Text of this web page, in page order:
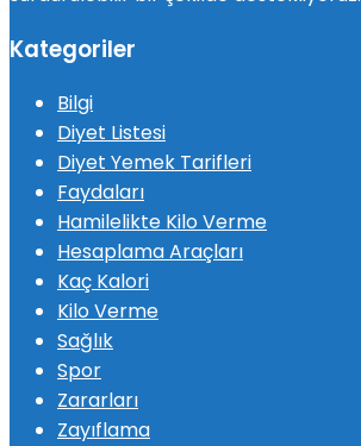
Kategoriler
Bilgi
Diyet Listesi
Diyet Yemek Tarifleri
Faydaları
Hamilelikte Kilo Verme
Hesaplama Araçları
Kaç Kalori
Kilo Verme
Sağlık
Spor
Zararları
Zayıflama